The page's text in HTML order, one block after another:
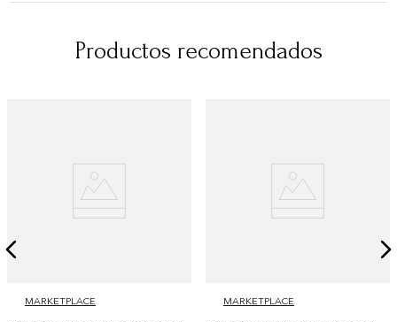
Productos recomendados
MARKETPLACE MARKETPLACE